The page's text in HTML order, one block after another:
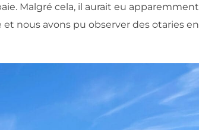
Malgré cela, il aurait eu apparemment
nous avons pu observer des otaries en